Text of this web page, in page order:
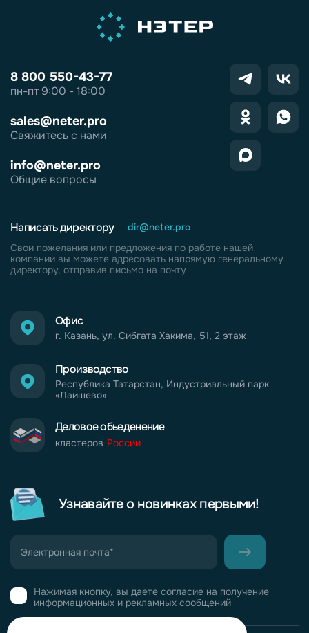
8 800 550-43-77
пн-пт 9:00 - 18:00
sales@neter.pro
Свяжитесь с нами
info@neter.pro
Общие вопросы
Деловое обьеденение
кластеров России
Производство
Республика Татарстан, Индустриальный парк
«Лаишево»
Офис
г. Казань, ул. Сибгата Хакима, 51, 2 этаж
Написать директору
dir@neter.pro
Свои пожелания или предложения по работе нашей
компании вы можете адресовать напрямую генеральному
директору, отправив письмо на почту
Узнавайте о новинках первыми!
Нажимая кнопку, вы даете согласие на получение
информационных и рекламных сообщений